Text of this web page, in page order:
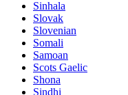
Sinhala
Slovak
Slovenian
Somali
Samoan
Scots Gaelic
Shona
Sindhi